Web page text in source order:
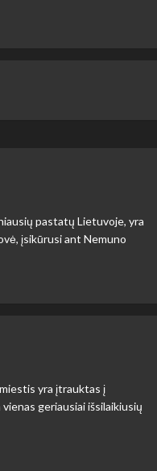
pastatų Lietuvoje, yra
įsikūrusi ant Nemuno
yra įtrauktas į
geriausiai išsilaikiusių